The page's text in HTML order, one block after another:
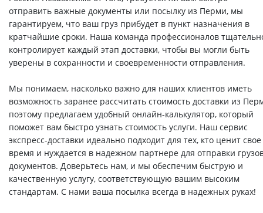
отправить важные документы или посылку из Перми, мы
гарантируем, что ваш груз прибудет в пункт назначения в
кратчайшие сроки. Наша команда профессионалов
контролирует каждый этап доставки, чтобы вы могли быть
уверены в сохранности и своевременности отправления.
Мы понимаем, насколько важно для наших клиентов иметь
возможность заранее рассчитать стоимость доставки из
поэтому предлагаем удобный онлайн-калькулятор, который
поможет вам быстро узнать стоимость услуги. Наш сервис
экспресс-доставки идеально подходит для тех, кто ценит свое
время и нуждается в надежном партнере для отправки
документов. Доверьтесь нам, и мы обеспечим быструю и
качественную услугу, соответствующую вашим высоким
стандартам. С нами ваша посылка всегда в надежных руках!